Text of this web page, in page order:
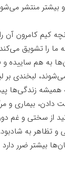
بیشتر منتشر
کیم کامرون آن
ما را تشویق
به هم ساییده
لبخندی بر
همیشه زندگی‌ها
دادن، بیماری و
از سختی و غم
و تظاهر به
بیشتر ضرر